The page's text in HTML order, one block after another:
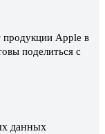
Apple в
поделиться с
данных